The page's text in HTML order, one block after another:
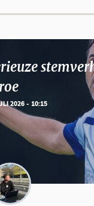
2026 - 10:15